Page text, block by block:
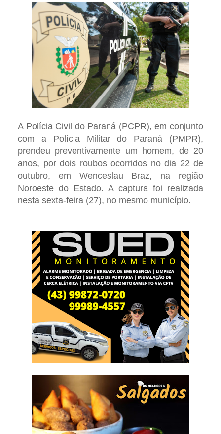
A Polícia Civil do Paraná (PCPR), em conjunto
com a Polícia Militar do Paraná (PMPR),
prendeu preventivamente um homem, de 20
anos, por dois roubos ocorridos no dia 22 de
outubro, em Wenceslau Braz, na região
Noroeste do Estado. A captura foi realizada
nesta sexta-feira (27), no mesmo município.